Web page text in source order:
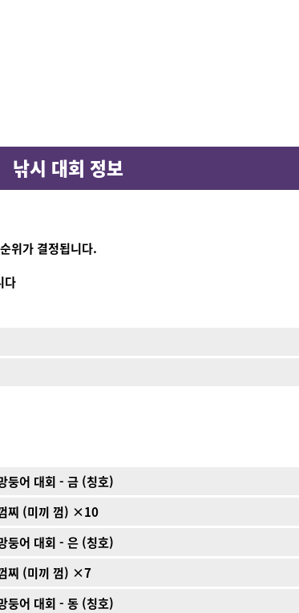
낚시 대회 정보
위가 결정됩니다.
다
둥어 대회 - 금 (칭호)
찌 (미끼 껌) ×10
둥어 대회 - 은 (칭호)
찌 (미끼 껌) ×7
둥어 대회 - 동 (칭호)